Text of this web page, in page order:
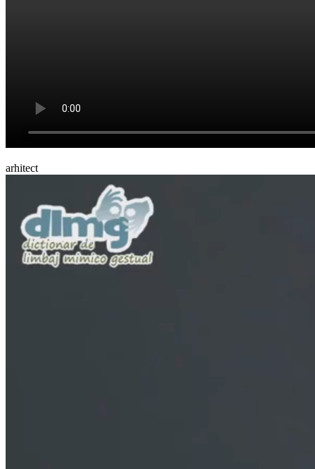
arhitect